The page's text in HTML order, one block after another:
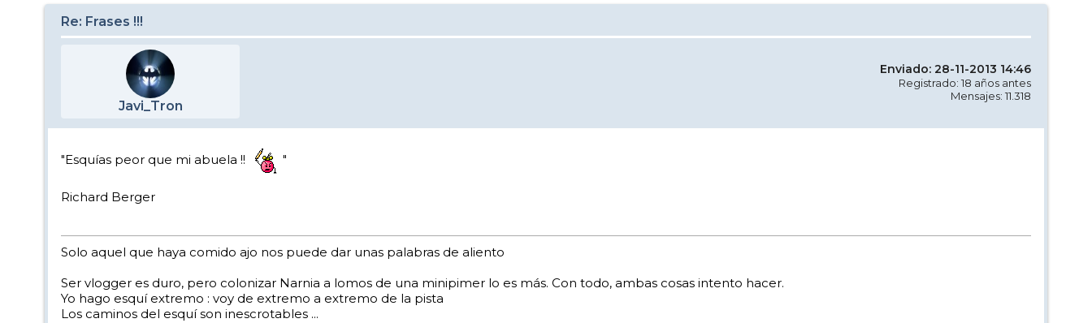
Re: Frases !!!
Javi_Tron
Enviado: 28-11-2013 14:46
Registrado: 18 años antes
Mensajes: 11.318
"Esquías peor que mi abuela !! "
Richard Berger
Solo aquel que haya comido ajo nos puede dar unas palabras de aliento
Ser vlogger es duro, pero colonizar Narnia a lomos de una minipimer lo es más. Con todo, ambas cosas intento hacer.
Yo hago esquí extremo : voy de extremo a extremo de la pista
Los caminos del esquí son inescrotables ...